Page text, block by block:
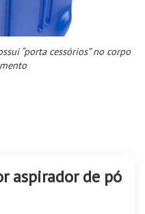
“porta cessórios” no corpo
aspirador de pó